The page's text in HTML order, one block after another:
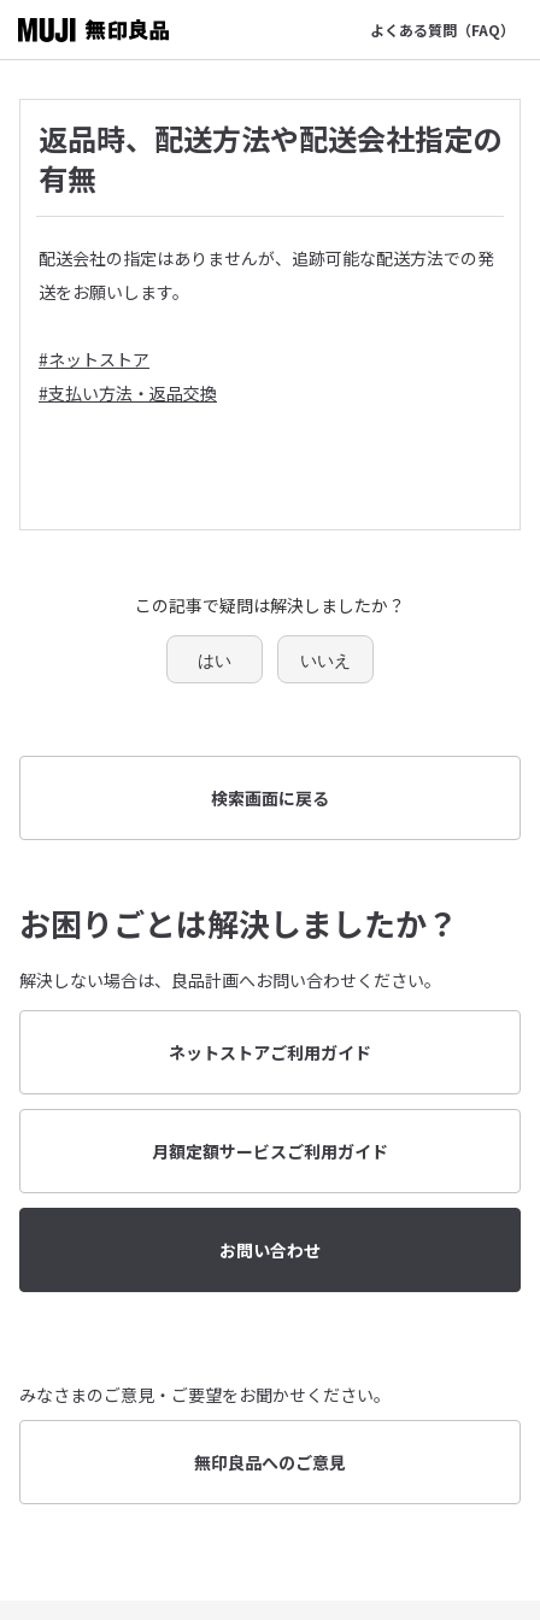
よくある質問（FAQ）
返品時、配送方法や配送会社指定の
有無
配送会社の指定はありませんが、追跡可能な配送方法での発
送をお願いします。
#ネットストア
#支払い方法・返品交換
この記事で疑問は解決しましたか？
はい いいえ
検索画面に戻る
お困りごとは解決しましたか？
解決しない場合は、良品計画へお問い合わせください。
ネットストアご利用ガイド
月額定額サービスご利用ガイド
お問い合わせ
みなさまのご意見・ご要望をお聞かせください。
無印良品へのご意見